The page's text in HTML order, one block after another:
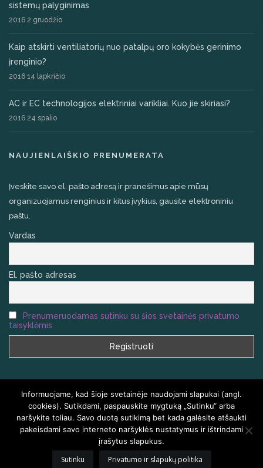
sistemų palyginimas
2016 2 gruodžio
Kaip atskirti ventiliatorių nuo patalpų oro kokybės gerinimo
įrenginio?
2016 14 lapkričio
AC ir EC technologijos elektriniai varikliai. Kuo jie skiriasi?
2016 24 spalio
NAUJIENLAIŠKIO PRENUMERATA
Įveskite savo el. pašto adresą ir pranešimus apie mūsų
organizuojamus renginius ir kitus įvykius, gausite elektroniniu
paštu.
Vardas
El. pašto adresas
Prenumeruodamas sutinku su šios svetainės privatumo
taisyklėmis
VISOS TEISĖS SAUGOMOSHOMEAIR.LT
KLAUSIMAI IR ATSAKYMAI KONTAKTAI
Informuojame, kad šioje svetainėje naudojami slapukai (angl.
cookies). Sutikdami, paspauskite mygtuką „Sutinku“ arba
naršykite toliau. Savo duotą sutikimą bet kada galėsite atšaukti
pakeisdami savo interneto naršyklės nustatymus ir ištrindami
įrašytus slapukus.
Sutinku Privatumo ir slapukų politika